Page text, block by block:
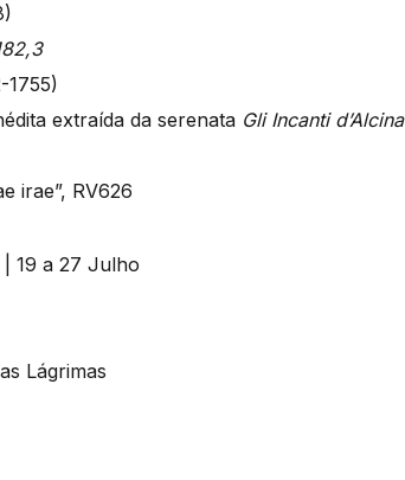
1755)
extraída da serenata Gli Incanti d’Alcina
irae”, RV626
Lágrimas